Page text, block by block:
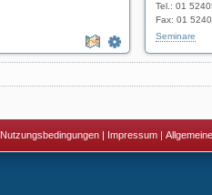
Tel.: 01
Fax: 01
Seminare
Nutzungsbedingungen| Impressum|